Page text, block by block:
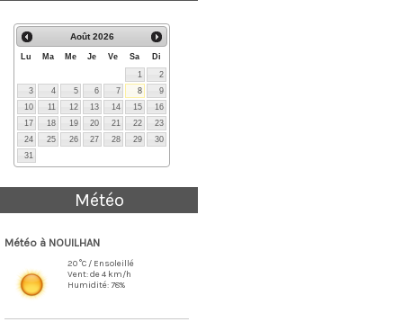
Août 2026
Lu Ma Me Je Ve Sa
Di
1
2
3
4 5 6 7 8
9
10
11 12 13 14 15
16
17
18 19 20 21 22
23
24
25 26 27 28 29
30
31
Météo
Météo à NOUILHAN
20 °C / Ensoleillé
Vent: de 4 km/h
Humidité: 78%